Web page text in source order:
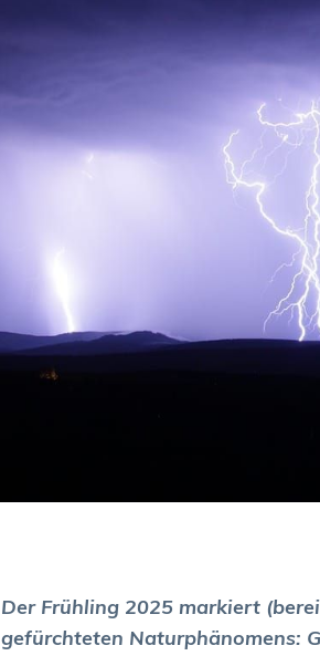
Der Frühling 2025 markiert
gefürchteten Naturphänomens: